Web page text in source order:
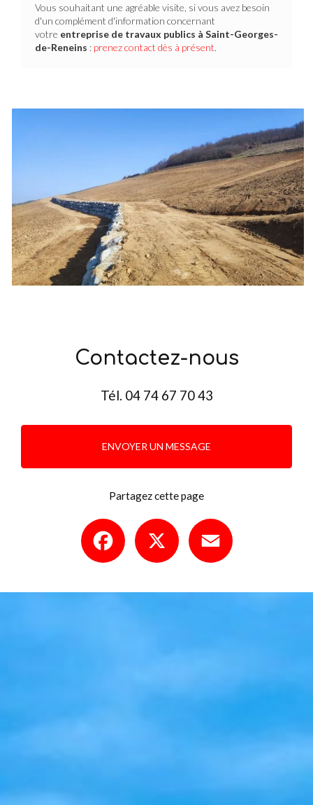
Vous souhaitant une agréable visite, si vous avez besoin
d'un complément d'information concernant
votre entreprise de travaux publics à Saint-Georges-
de-Reneins : prenez contact dès à présent.
Contactez-nous
Tél. 04 74 67 70 43
ENVOYER UN MESSAGE
Partagez cette page
Facebook